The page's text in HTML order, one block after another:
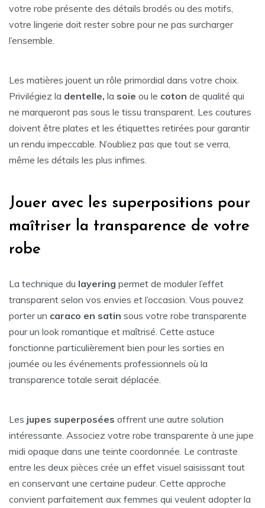
votre robe présente des détails brodés ou des motifs,
votre lingerie doit rester sobre pour ne pas surcharger
l’ensemble.
Les matières jouent un rôle primordial dans votre choix.
Privilégiez la dentelle, la soie ou le coton de qualité qui
ne marqueront pas sous le tissu transparent. Les coutures
doivent être plates et les étiquettes retirées pour garantir
un rendu impeccable. N’oubliez pas que tout se verra,
même les détails les plus infimes.
Jouer avec les superpositions pour
maîtriser la transparence de votre
robe
La technique du layering permet de moduler l’effet
transparent selon vos envies et l’occasion. Vous pouvez
porter un caraco en satin sous votre robe transparente
pour un look romantique et maîtrisé. Cette astuce
fonctionne particulièrement bien pour les sorties en
journée ou les événements professionnels où la
transparence totale serait déplacée.
Les jupes superposées offrent une autre solution
intéressante. Associez votre robe transparente à une jupe
midi opaque dans une teinte coordonnée. Le contraste
entre les deux pièces crée un effet visuel saisissant tout
en conservant une certaine pudeur. Cette approche
convient parfaitement aux femmes qui veulent adopter la